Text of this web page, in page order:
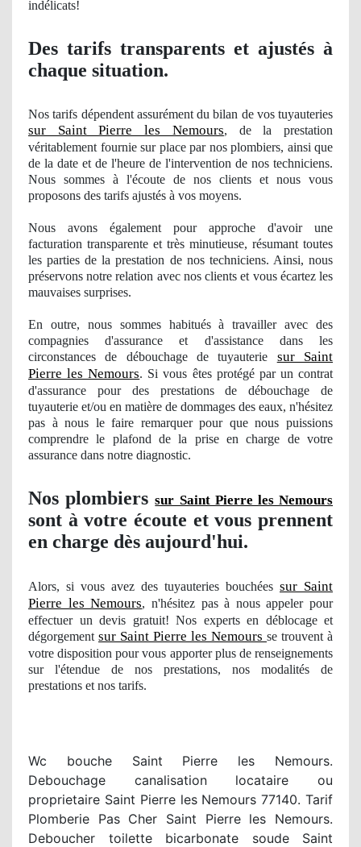
indélicats!
Des tarifs transparents et ajustés à
chaque situation.
Nostarifs dépendent assurément du bilan de vos tuyauteries
sur Saint Pierre les Nemours, de la prestation
véritablement fournie sur place par nos plombiers, ainsi que
de la date et de l'heure de l'intervention de nos techniciens.
Nous sommes à l'écoute de nos clients et nous vous
proposons des tarifs ajustés à vos moyens.
Nous avons également pour approche d'avoir une
facturation transparente et très minutieuse, résumant toutes
les parties de la prestation de nos techniciens. Ainsi, nous
préservons notre relation avec nos clients et vous écartez les
mauvaises surprises.
En outre, nous sommes habitués à travailler avec des
compagnies d'assurance et d'assistance dans les
circonstances de débouchage de tuyauterie sur Saint
Pierre les Nemours. Si vous êtes protégé par un contrat
d'assurance pour des prestations de débouchage de
tuyauterie et/ou en matière de dommages des eaux, n'hésitez
pas à nous le faire remarquer pour que nous puissions
comprendre le plafond de la prise en charge de votre
assurance dans notre diagnostic.
Nosplombierssur Saint Pierre les Nemours
sont à votre écoute et vous prennent
en charge dès aujourd'hui.
Alors, si vous avez des tuyauteries bouchées sur Saint
Pierre les Nemours, n'hésitez pas à nous appeler pour
effectuer un devis gratuit! Nos experts en déblocage et
dégorgement sur Saint Pierre les Nemours se trouvent à
votre disposition pour vous apporter plus de renseignements
sur l'étendue de nos prestations, nos modalités de
prestations et nos tarifs.
Wc bouche Saint Pierre les Nemours.
Debouchage canalisation locataire ou
proprietaire Saint Pierre les Nemours 77140. Tarif
Plomberie Pas Cher Saint Pierre les Nemours.
Deboucher toilette bicarbonate soude Saint